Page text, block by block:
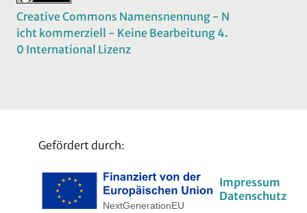
Creative Commons Namensnennung - N
icht kommerziell - Keine Bearbeitung 4.
0 International Lizenz
Gefördert durch:
Impressum
Datenschutz